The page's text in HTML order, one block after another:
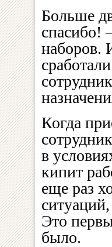
Больше
спасибо!
наборов.
Когда
в
кипит
еще раз
Это
было.